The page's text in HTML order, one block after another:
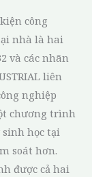
công
nhà là hai
và các nhãn
liên
nghiệp
chương trình
học tại
soát hơn.
được cả hai